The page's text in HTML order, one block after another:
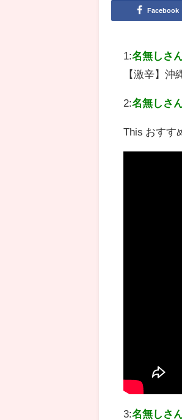
Facebook
1:名無しさ
【激辛】
2:名無しさ
This おすす
3:名無しさ